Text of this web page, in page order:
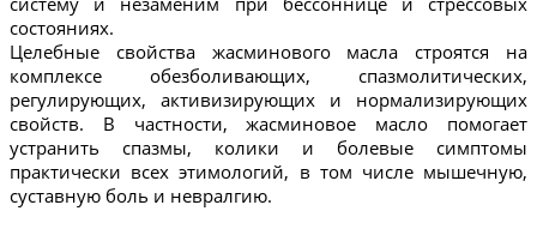
состояниях.
Целебные свойства жасминового масла строятся на
комплексе обезболивающих, спазмолитических,
регулирующих, активизирующих и нормализирующих
свойств. В частности, жасминовое масло помогает
устранить спазмы, колики и болевые симптомы
практически всех этимологий, в том числе мышечную,
суставную боль и невралгию.